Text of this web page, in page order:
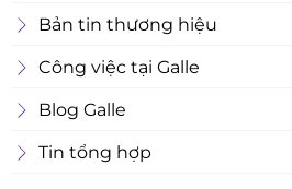
Bản tin thương hiệu
Công việc tại Galle
Blog Galle
Tin tổng hợp